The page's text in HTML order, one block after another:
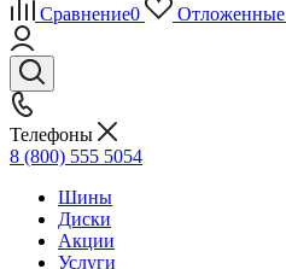
Сравнение0 Отложенные
Телефоны
8 (800) 555 5054
Шины
Диски
Акции
Услуги